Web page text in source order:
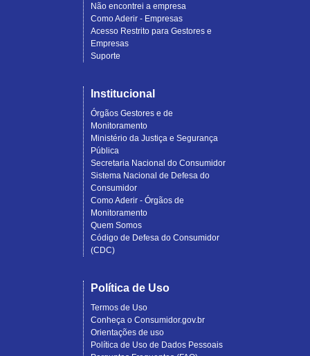
Não encontrei a empresa
Como Aderir - Empresas
Acesso Restrito para Gestores e
Empresas
Suporte
Institucional
Órgãos Gestores e de
Monitoramento
Ministério da Justiça e Segurança
Pública
Secretaria Nacional do Consumidor
Sistema Nacional de Defesa do
Consumidor
Como Aderir - Órgãos de
Monitoramento
Quem Somos
Código de Defesa do Consumidor
(CDC)
Política de Uso
Termos de Uso
Conheça o Consumidor.gov.br
Orientações de uso
Política de Uso de Dados Pessoais